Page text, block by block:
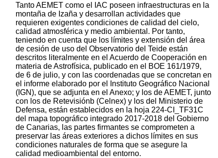
Tanto AEMET como el IAC poseen infraestructuras en la
montaña de Izaña y desarrollan actividades que
requieren exigentes condiciones de calidad del cielo,
calidad atmosférica y medio ambiental. Por tanto,
teniendo en cuenta que los límites y extensión del área
de cesión de uso del Observatorio del Teide están
descritos literalmente en el Acuerdo de Cooperación en
materia de Astrofísica, publicado en el BOE 161/1979,
de 6 de julio, y con las coordenadas que se concretan en
el informe elaborado por el Instituto Geográfico Nacional
(IGN), que se adjunta en el Anexo; y los de AEMET, junto
con los de Retevisiónb (Celnex) y los del Ministerio de
Defensa, están establecidos en la hoja 224-CI_TF31C
del mapa topográfico integrado 2017-2018 del Gobierno
de Canarias, las partes firmantes se comprometen a
preservar las áreas exteriores a dichos límites en sus
condiciones naturales de forma que se asegure la
calidad medioambiental del entorno.